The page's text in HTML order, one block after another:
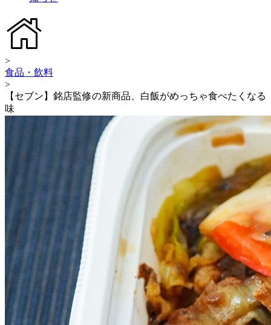
>
食品・飲料
>
【セブン】銘店監修の新商品、白飯がめっちゃ食べたくなる
味